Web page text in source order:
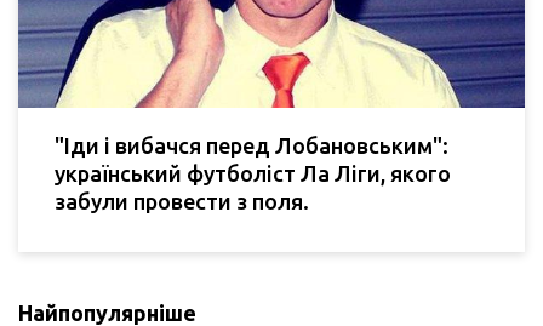
"Іди і вибачся перед Лобановським":
український футболіст Ла Ліги, якого
забули провести з поля.
Найпопулярніше